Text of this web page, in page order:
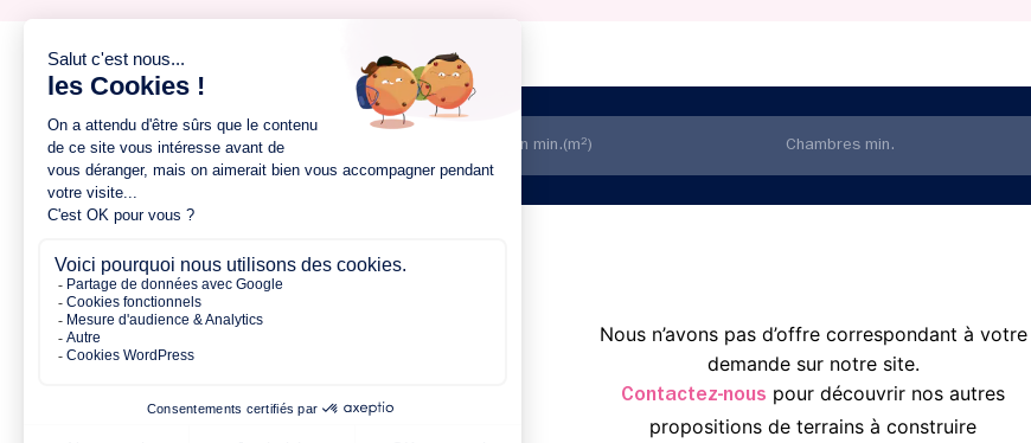
Trier par prix
Nous n’avons pas d’offre correspondant à votre
demande sur notre site.
Contactez-nous pour découvrir nos autres
propositions de terrains à construire